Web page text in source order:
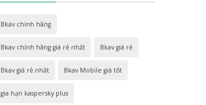
Bkav chính hãng
Bkav chính hãng giá rẻ nhất Bkav giá rẻ
Bkav giá rẻ nhất Bkav Mobile giá tốt
gia hạn kaspersky plus